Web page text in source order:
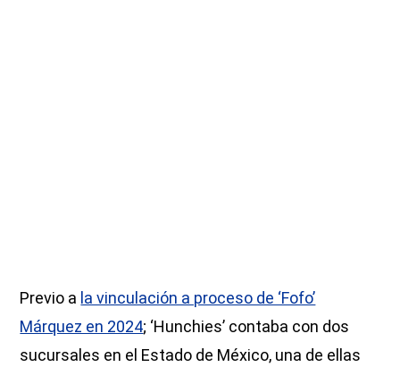
Previo a la vinculación a proceso de ‘Fofo’
Márquez en 2024; ‘Hunchies’ contaba con dos
sucursales en el Estado de México, una de ellas